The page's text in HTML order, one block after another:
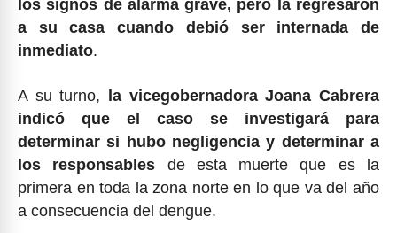
los signos de alarma grave, pero la regresaron
a su casa cuando debió ser internada de
inmediato.
A su turno,
la vicegobernadora Joana Cabrera
indicó que el caso se investigará para
determinar si hubo negligencia y determinar a
los responsables de esta muerte que es la
primera en toda la zona norte en lo que va del año
a consecuencia del dengue.